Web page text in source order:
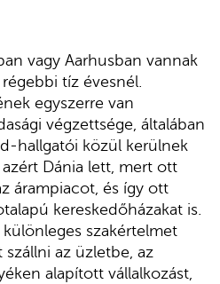
vagy Aarhusban vannak
tíz évesnél.
egyszerre van
végzettsége, általában
hallgatói közül kerülnek
Dánia lett, mert ott
árampiacot, és így ott
kereskedőházakat is.
szakértelmet
szállni az üzletbe, az
alapított vállalkozást,